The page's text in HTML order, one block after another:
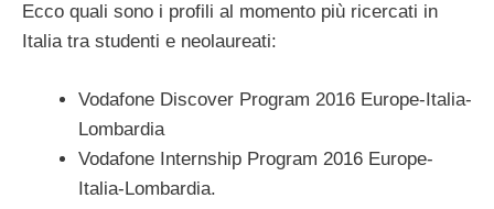
Ecco quali sono i profili al momento più ricercati in
Italia tra studenti e neolaureati:
Vodafone Discover Program 2016 Europe-Italia-
Lombardia
Vodafone Internship Program 2016 Europe-
Italia-Lombardia.